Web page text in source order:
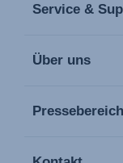
Service &
Über uns
Pressebereich